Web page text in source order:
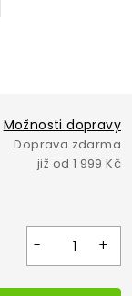
Možnosti dopravy